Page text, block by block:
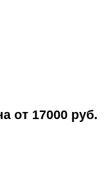
от 17000 руб.